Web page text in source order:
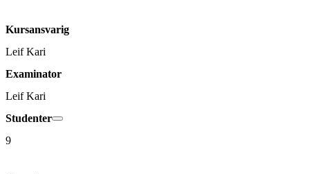
Kursansvarig
Leif Kari
Examinator
Leif Kari
Studenter
9